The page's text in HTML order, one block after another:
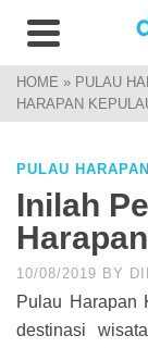
HOME » PULAU
HARAPAN
PULAU HARAPAN
Inilah
10/08/2019 BY
Pulau Harapan
destinasi